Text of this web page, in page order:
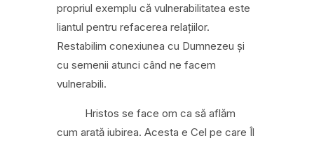
propriul exemplu că vulnerabilitatea este
liantul pentru refacerea relațiilor.
Restabilim conexiunea cu Dumnezeu și
cu semenii atunci când ne facem
vulnerabili.
Hristos se face om ca să aflăm
cum arată iubirea. Acesta e Cel pe care Îl